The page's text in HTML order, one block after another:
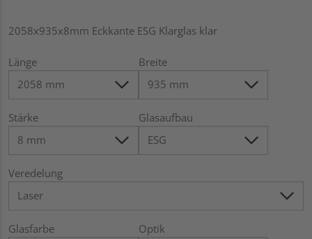
2058x935x8mm Eckkante ESG Klarglas klar
Länge Breite
Stärke Glasaufbau
Veredelung
Glasfarbe Optik